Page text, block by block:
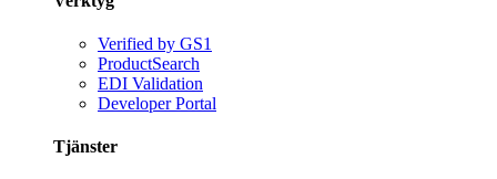
Verified by GS1
ProductSearch
EDI Validation
Developer Portal
Tjänster